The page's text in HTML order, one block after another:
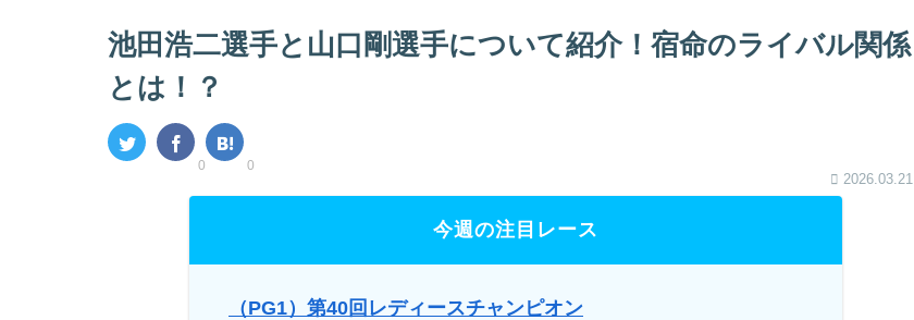
池田浩二選手と山口剛選手について紹介！宿命のライバル関係
とは！？
0
0
2026.03.21
今週の注目レース
（PG1）第40回レディースチャンピオン